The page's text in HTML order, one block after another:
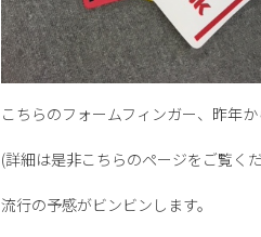
こちらのフォームフィンガー、昨年
(詳細は是非こちらのページをご覧く
流行の予感がビンビンします。